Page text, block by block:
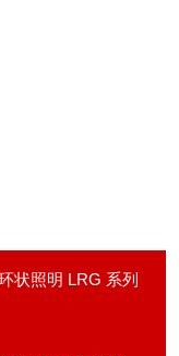
状照明 LRG 系列